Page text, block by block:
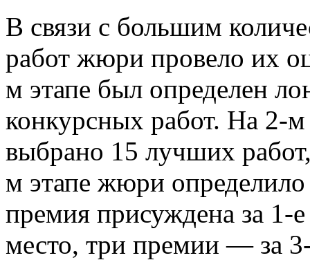
В связи с большим
работ жюри провело их
м этапе был определен
конкурсных работ. На 2-м
выбрано 15 лучших
м этапе жюри
премия присуждена за 1-
место, три премии — за